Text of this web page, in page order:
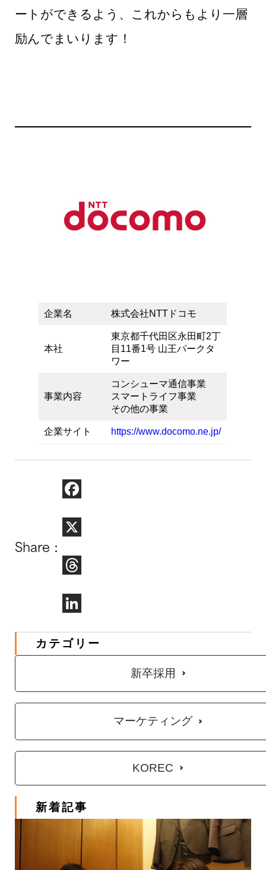
ートができるよう、これからもより一層
励んでまいります！
企業名 株式会社NTTドコモ
本社
東京都千代田区永田町2丁
目11番1号 山王パークタ
ワー
事業内容
コンシューマ通信事業
スマートライフ事業
その他の事業
企業サイト https://www.docomo.ne.jp/
Share：
カテゴリー
新卒採用
マーケティング
KOREC
新着記事